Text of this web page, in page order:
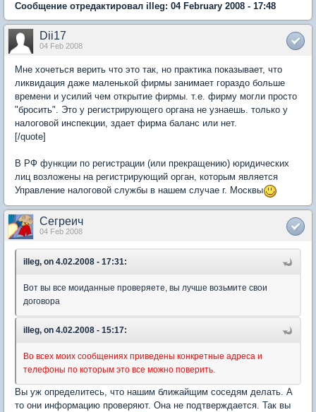
Сообщение отредактировал illeg: 04 February 2008 - 17:48
Dii17
04 Feb 2008
Мне хочеться верить что это так, но практика показывает, что
ликвидация даже маленькой фирмы занимает гораздо больше
времени и усилий чем открытие фирмы. т.е. фирму могли просто
"бросить". Это у регистрирующего органа не узнаешь. только у
налоговой инспекции, здает фирма баланс или нет.
[/quote]
В РФ функции по регистрации (или прекращению) юридических
лиц возложены на регистрирующий орган, которым является
Управление налоговой службы в нашем случае г. Москвы
Сегреич
04 Feb 2008
illeg, on 4.02.2008 - 17:31:
Вот вы все моиданные проверяете, вы лучше возьмите свои
договора
illeg, on 4.02.2008 - 15:17:
Во всех моих сообщениях приведены конкретные адреса и
телефоны по которым это все можно поверить.
Вы уж определитесь, что нашим ближайщим соседям делать. А
то они информацию проверяют. Она не подтверждается. Так вы